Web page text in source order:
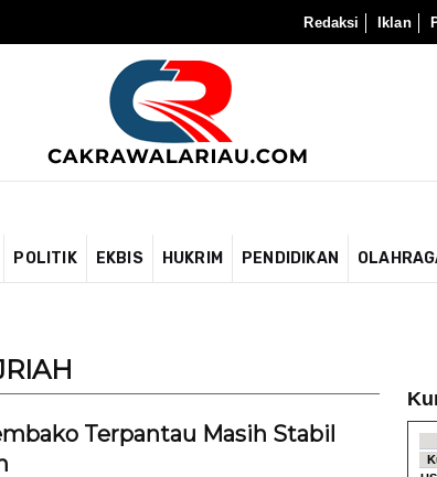
Redaksi Iklan
POLITIK EKBIS HUKRIM PENDIDIKAN
Terpantau Masih Stabil